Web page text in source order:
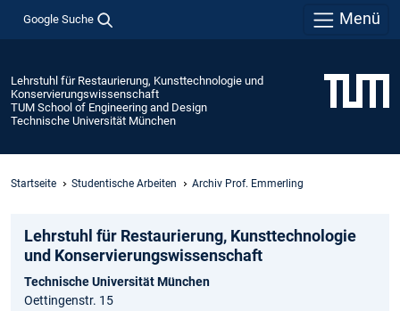
Google Suche Menü
Lehrstuhl für Restaurierung, Kunsttechnologie und
Konservierungswissenschaft
TUM School of Engineering and Design
Technische Universität München
Startseite Studentische Arbeiten Archiv Prof. Emmerling
Lehrstuhl für Restaurierung, Kunsttechnologie
und Konservierungs­wissenschaft
Technische Universität München
Oettingenstr. 15